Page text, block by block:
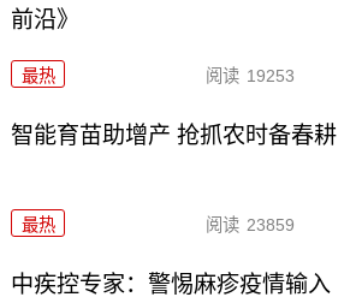
前沿》
最热 阅读 19253
智能育苗助增产 抢抓农时备春耕
最热 阅读 23859
中疾控专家：警惕麻疹疫情输入